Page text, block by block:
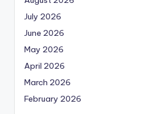
July 2026
June 2026
May 2026
April 2026
March 2026
February 2026